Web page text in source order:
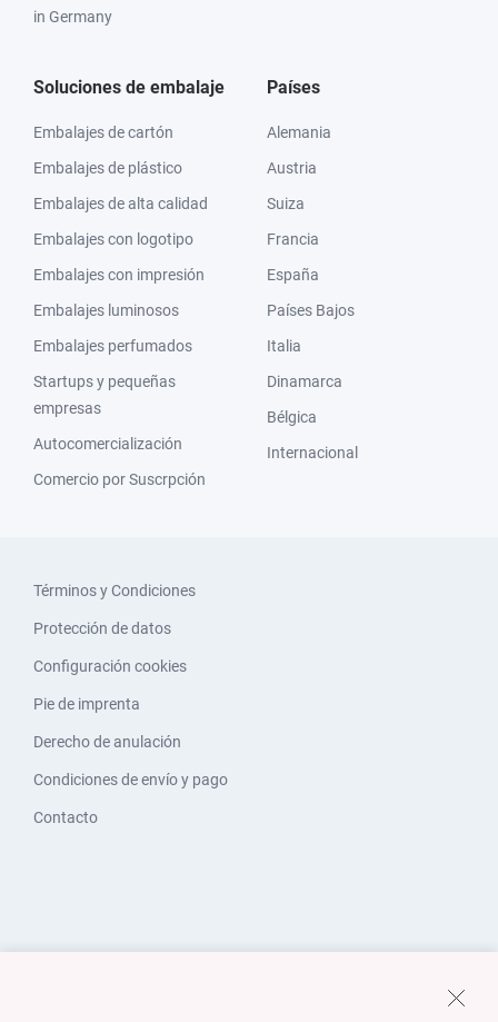
in Germany
Soluciones de embalaje
Embalajes de cartón
Embalajes de plástico
Embalajes de alta calidad
Embalajes con logotipo
Embalajes con impresión
Embalajes luminosos
Embalajes perfumados
Startups y pequeñas
empresas
Autocomercialización
Comercio por Suscrpción
Países
Alemania
Austria
Suiza
Francia
España
Países Bajos
Italia
Dinamarca
Bélgica
Internacional
Términos y Condiciones
Protección de datos
Configuración cookies
Pie de imprenta
Derecho de anulación
Condiciones de envío y pago
Contacto